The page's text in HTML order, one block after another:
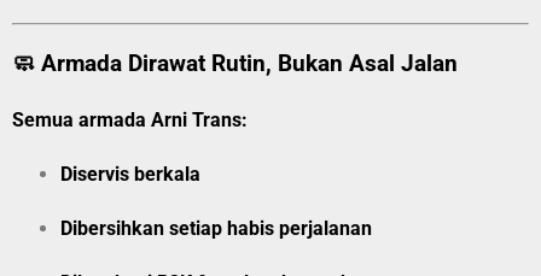
🧼 Armada Dirawat Rutin, Bukan Asal Jalan
Semua armada Arni Trans:
Diservis berkala
Dibersihkan setiap habis perjalanan